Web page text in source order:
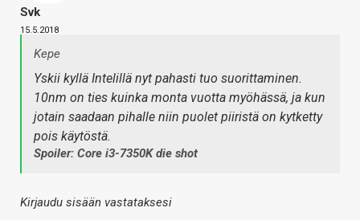
Svk
15.5.2018
Kepe
Yskii kyllä Intelillä nyt pahasti tuo suorittaminen.
10nm on ties kuinka monta vuotta myöhässä, ja kun
jotain saadaan pihalle niin puolet piiristä on kytketty
pois käytöstä.
Spoiler: Core i3-7350K die shot
Kirjaudu sisään vastataksesi